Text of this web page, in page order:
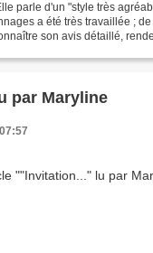
parle d'un "style très
a été très travaillée ;
son avis détaillé,
par Maryline